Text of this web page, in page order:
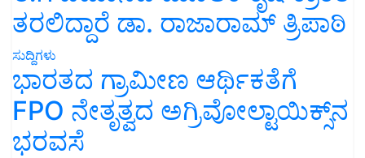
ತರಲಿದ್ದಾರೆ ಡಾ. ರಾಜಾರಾಮ್ ತ್ರಿಪಾಠಿ
ಸುದ್ದಿಗಳು
ಭಾರತದ ಗ್ರಾಮೀಣ ಆರ್ಥಿಕತೆಗೆ
FPO ನೇತೃತ್ವದ ಅಗ್ರಿವೋಲ್ಟಾಯಿಕ್ಸ್‌ನ
ಭರವಸೆ